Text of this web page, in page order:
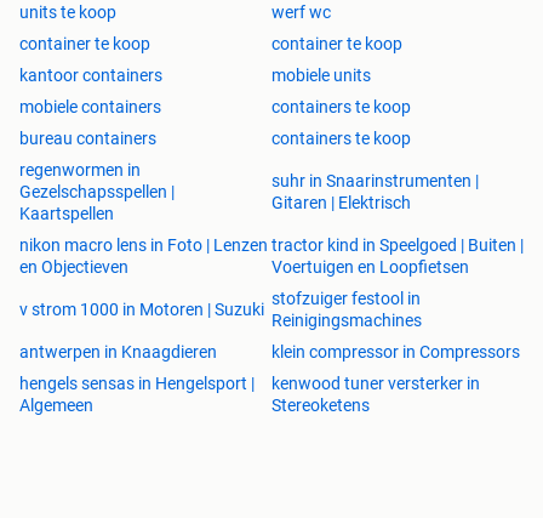
units te koop
werf wc
container te koop
container te koop
kantoor containers
mobiele units
mobiele containers
containers te koop
bureau containers
containers te koop
regenwormen in
Gezelschapsspellen |
Kaartspellen
suhr in Snaarinstrumenten |
Gitaren | Elektrisch
nikon macro lens in Foto | Lenzen
en Objectieven
tractor kind in Speelgoed | Buiten |
Voertuigen en Loopfietsen
v strom 1000 in Motoren | Suzuki
stofzuiger festool in
Reinigingsmachines
antwerpen in Knaagdieren
klein compressor in Compressors
hengels sensas in Hengelsport |
Algemeen
kenwood tuner versterker in
Stereoketens